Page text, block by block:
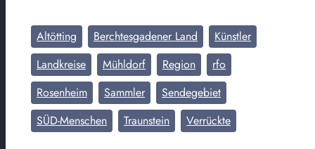
Altötting Berchtesgadener Land
Künstler
Landkreise
Mühldorf Region
rfo
Rosenheim
Sammler
Sendegebiet
SÜD-Menschen
Traunstein Verrückte